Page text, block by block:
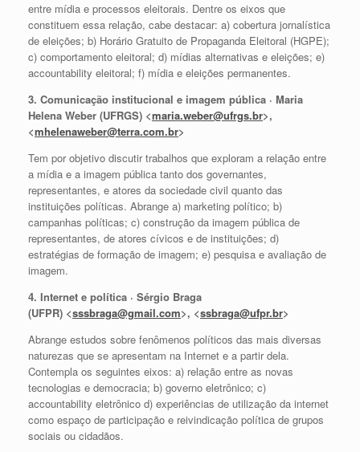
entre mídia e processos eleitorais. Dentre os eixos que
constituem essa relação, cabe destacar: a) cobertura jornalística
de eleições; b) Horário Gratuito de Propaganda Eleitoral (HGPE);
c) comportamento eleitoral; d) mídias alternativas e eleições; e)
accountability eleitoral; f) mídia e eleições permanentes.
3. Comunicação institucional e imagem pública · Maria
Helena Weber (UFRGS) <maria.weber@ufrgs.br>,
<mhelenaweber@terra.com.br>
Tem por objetivo discutir trabalhos que exploram a relação entre
a mídia e a imagem pública tanto dos governantes,
representantes, e atores da sociedade civil quanto das
instituições políticas. Abrange a) marketing político; b)
campanhas políticas; c) construção da imagem pública de
representantes, de atores cívicos e de instituições; d)
estratégias de formação de imagem; e) pesquisa e avaliação de
imagem.
4. Internet e política · Sérgio Braga
(UFPR) <sssbraga@gmail.com>, <ssbraga@ufpr.br>
Abrange estudos sobre fenômenos políticos das mais diversas
naturezas que se apresentam na Internet e a partir dela.
Contempla os seguintes eixos: a) relação entre as novas
tecnologias e democracia; b) governo eletrônico; c)
accountability eletrônico d) experiências de utilização da internet
como espaço de participação e reivindicação política de grupos
sociais ou cidadãos.